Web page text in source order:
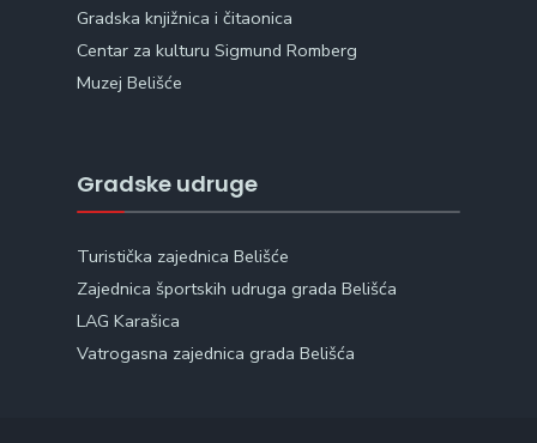
Gradska knjižnica i čitaonica
Centar za kulturu Sigmund Romberg
Muzej Belišće
Gradske udruge
Turistička zajednica Belišće
Zajednica športskih udruga grada Belišća
LAG Karašica
Vatrogasna zajednica grada Belišća